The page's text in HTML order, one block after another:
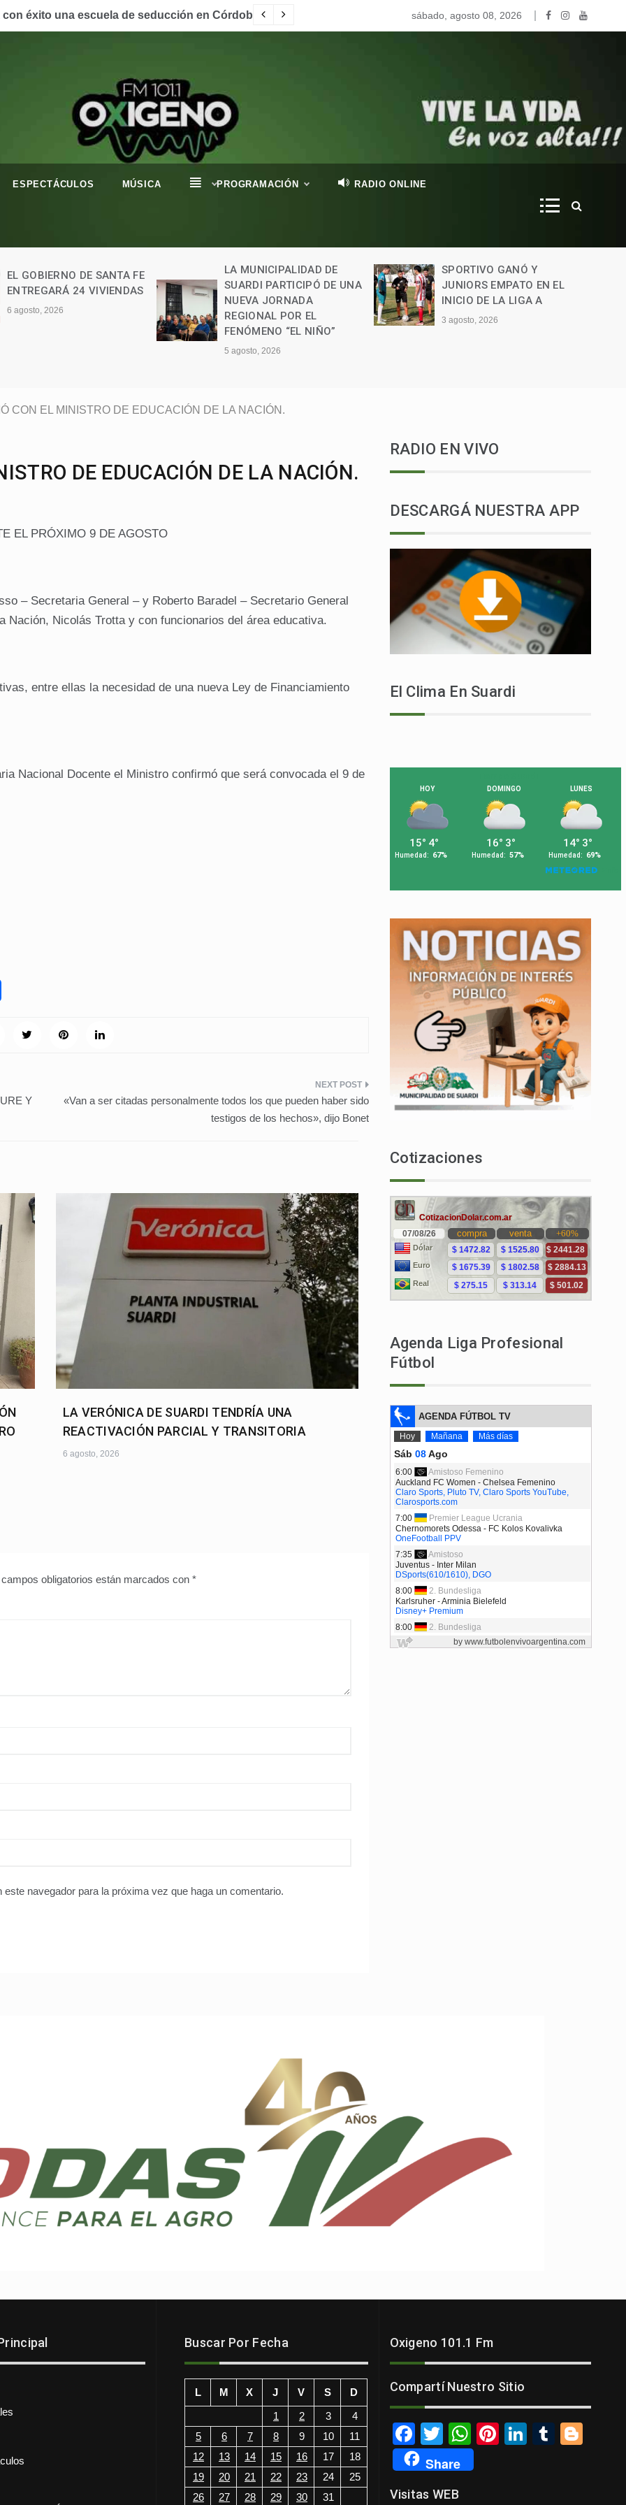
éxito una escuela de seducción en Córdoba. Cómo vivían los hombres junto a los gliptodontes en
sábado, agosto 08, 2026
ESPECTÁCULOS MÚSICA PROGRAMACIÓN RADIO ONLINE
EL GOBIERNO DE SANTA FE
ENTREGARÁ 24 VIVIENDAS
6 agosto, 2026
LA MUNICIPALIDAD DE
SUARDI PARTICIPÓ DE UNA
NUEVA JORNADA
REGIONAL POR EL
FENÓMENO “EL NIÑO”
5 agosto, 2026
SPORTIVO GANÓ Y
JUNIORS EMPATO EN EL
INICIO DE LA LIGA A
3 agosto, 2026
CON EL MINISTRO DE EDUCACIÓN DE LA NACIÓN.
DE EDUCACIÓN DE LA NACIÓN.
EL PRÓXIMO 9 DE AGOSTO
– Secretaria General – y Roberto Baradel – Secretario General
Nación, Nicolás Trotta y con funcionarios del área educativa.
entre ellas la necesidad de una nueva Ley de Financiamiento
Nacional Docente el Ministro confirmó que será convocada el 9 de
Y
«Van a ser citadas personalmente todos los que pueden haber sido
testigos de los hechos», dijo Bonet
LA VERÓNICA DE SUARDI TENDRÍA UNA
REACTIVACIÓN PARCIAL Y TRANSITORIA
6 agosto, 2026
obligatorios están marcados con *
navegador para la próxima vez que haga un comentario.
RADIO EN VIVO
DESCARGÁ NUESTRA APP
El Clima En Suardi
Cotizaciones
Agenda Liga Profesional
Fútbol
Buscar Por Fecha
L M X J V S
D
1
2 3
4
5
6 7 8 9 10
11
12
13 14 15 16 17
18
19
20 21 22 23 24
25
26
27 28 29 30 31
Oxigeno 101.1 Fm
Compartí Nuestro Sitio
F
a
c
T
wi
tt
W
h
at
Pi Li
T Bl
Share
Visitas WEB